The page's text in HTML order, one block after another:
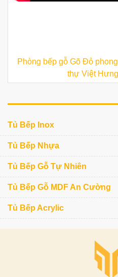
Phòng bếp gỗ Gõ Đỏ
thự Việt
Tủ Bếp Inox
Tủ Bếp Nhựa
Tủ Bếp Gỗ Tự Nhiên
Tủ Bếp Gỗ MDF An Cường
Tủ Bếp Acrylic